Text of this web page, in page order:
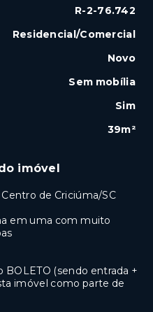
imóvel
de Criciúma/SC
em uma com muito
(sendo entrada +
imóvel como parte de
R-2-76.742
Residencial/Comercial
Novo
Sem mobília
Sim
39m²